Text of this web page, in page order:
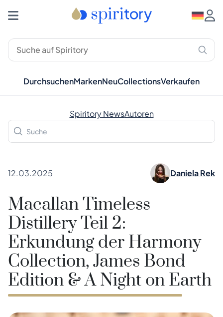
DurchsuchenMarkenNeuCollectionsVerkaufen
Spiritory NewsAutoren
12.03.2025 Daniela Rek
Macallan Timeless
Distillery Teil 2:
Erkundung der Harmony
Collection, James Bond
Edition & A Night on Earth